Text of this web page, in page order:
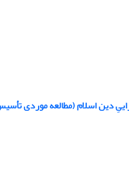
دین اسلام (مطالعه موردی